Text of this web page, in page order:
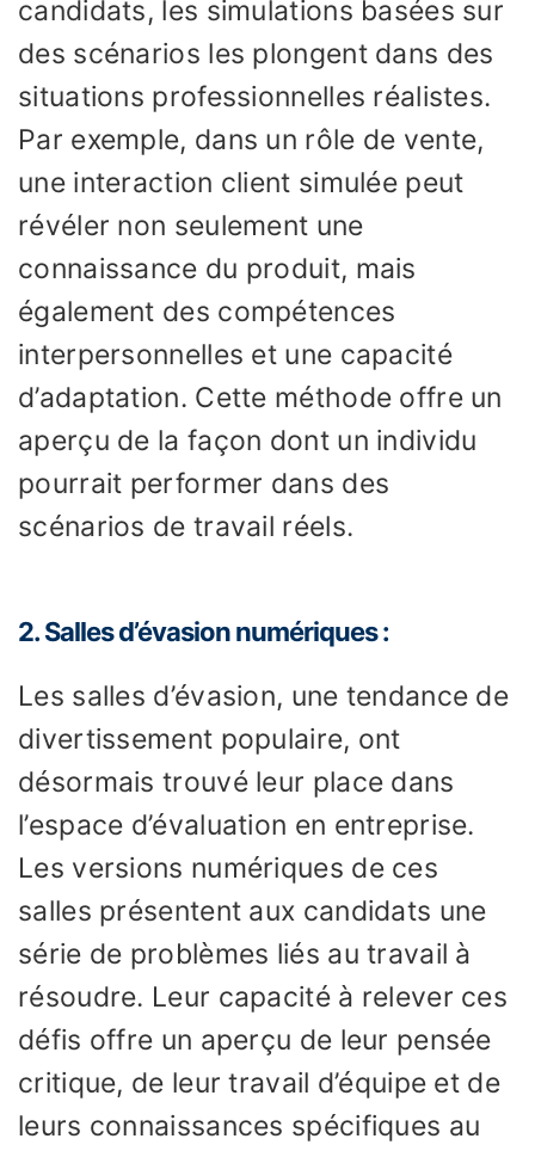
candidats, les simulations basées sur
des scénarios les plongent dans des
situations professionnelles réalistes.
Par exemple, dans un rôle de vente,
une interaction client simulée peut
révéler non seulement une
connaissance du produit, mais
également des compétences
interpersonnelles et une capacité
d’adaptation. Cette méthode offre un
aperçu de la façon dont un individu
pourrait performer dans des
scénarios de travail réels.
2. Salles d’évasion numériques :
Les salles d’évasion, une tendance de
divertissement populaire, ont
désormais trouvé leur place dans
l’espace d’évaluation en entreprise.
Les versions numériques de ces
salles présentent aux candidats une
série de problèmes liés au travail à
résoudre. Leur capacité à relever ces
défis offre un aperçu de leur pensée
critique, de leur travail d’équipe et de
leurs connaissances spécifiques au